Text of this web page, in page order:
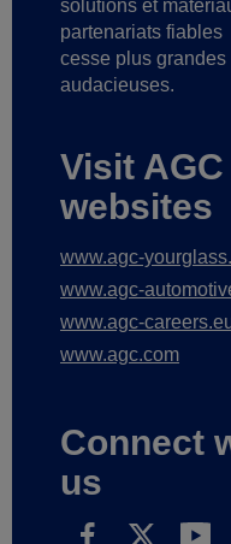
solutions et
partenariats fiables
cesse plus grandes
audacieuses.
Visit AGC
websites
www.agc-
www.agc-
www.agc-
www.agc.com
Connect
us